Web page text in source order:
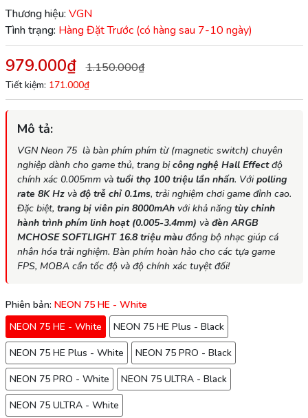
Thương hiệu: VGN
Tình trạng: Hàng Đặt Trước (có hàng sau 7-10 ngày)
979.000₫ 1.150.000₫
Tiết kiệm: 171.000₫
Mô tả:
VGN Neon 75 là bàn phím phím từ (magnetic switch) chuyên
nghiệp dành cho game thủ, trang bị công nghệ Hall Effect độ
chính xác 0.005mm và tuổi thọ 100 triệu lần nhấn. Với polling
rate 8K Hz và độ trễ chỉ 0.1ms, trải nghiệm chơi game đỉnh cao.
Đặc biệt, trang bị viên pin 8000mAhvới khả năng tùy chỉnh
hành trình phím linh hoạt (0.005-3.4mm) và đèn ARGB
MCHOSE SOFTLIGHT 16.8 triệu màu đồng bộ nhạc giúp cá
nhân hóa trải nghiệm. Bàn phím hoàn hảo cho các tựa game
FPS, MOBA cần tốc độ và độ chính xác tuyệt đối!
Phiên bản: NEON 75 HE - White
NEON 75 HE - White
NEON 75 HE Plus - Black
NEON 75 HE Plus - White
NEON 75 PRO - Black
NEON 75 PRO - White
NEON 75 ULTRA - Black
NEON 75 ULTRA - White